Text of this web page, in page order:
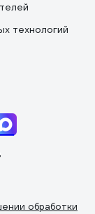
технологий
обработки